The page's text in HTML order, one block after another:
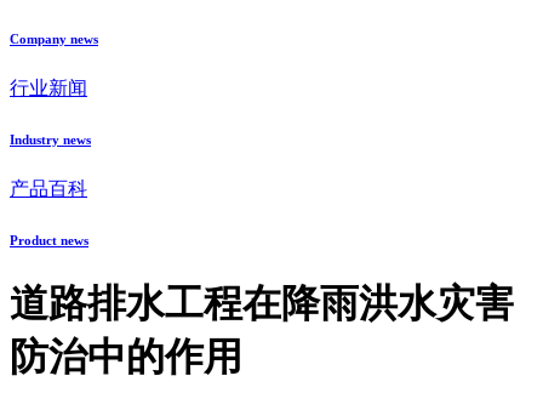
Company news
行业新闻
Industry news
产品百科
Product news
道路排水工程在降雨洪水灾害
防治中的作用